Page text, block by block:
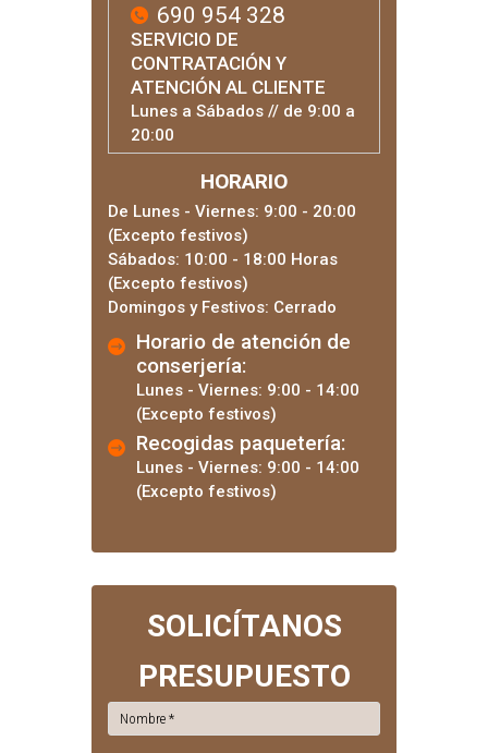
690 954 328
SERVICIO DE
CONTRATACIÓN Y
ATENCIÓN AL CLIENTE
Lunes a Sábados // de 9:00 a
20:00
HORARIO
De Lunes - Viernes: 9:00 - 20:00
(Excepto festivos)
Sábados: 10:00 - 18:00 Horas
(Excepto festivos)
Domingos y Festivos: Cerrado
Horario de atención de
conserjería:
Lunes - Viernes: 9:00 - 14:00
(Excepto festivos)
Recogidas paquetería:
Lunes - Viernes: 9:00 - 14:00
(Excepto festivos)
SOLICÍTANOS
PRESUPUESTO